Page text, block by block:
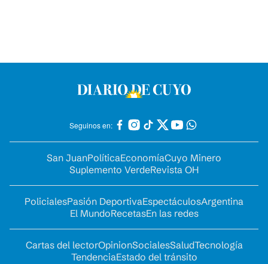
Seguinos en:
San JuanPolíticaEconomíaCuyo Minero
Suplemento VerdeRevista OH
PolicialesPasión DeportivaEspectáculosArgentina
El MundoRecetasEn las redes
Cartas del lectorOpinionSocialesSaludTecnología
TendenciaEstado del tránsito